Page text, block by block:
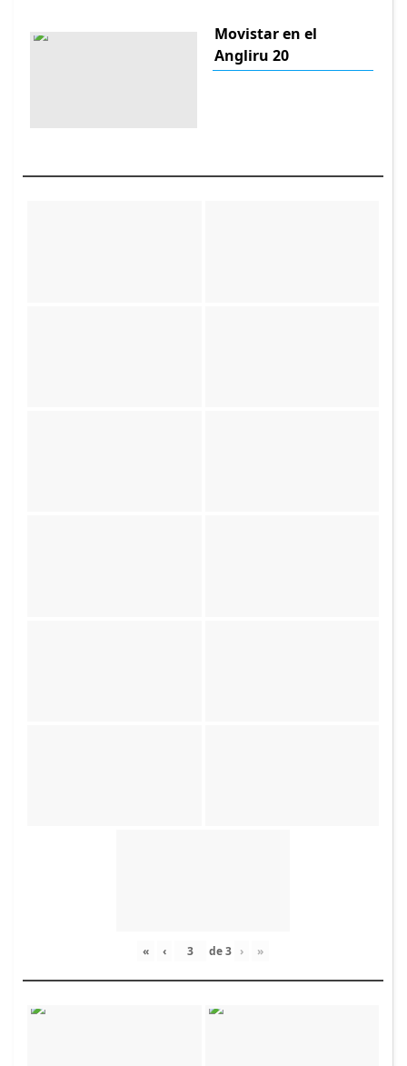
Movistar en el
Angliru 20
« ‹ de3 › »